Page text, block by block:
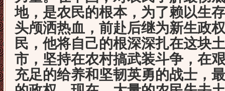
地，是农民的根本，为了赖以生
头颅洒热血，前赴后继为新生政
民，他将自己的根深深扎在这块
市，坚持在农村搞武装斗争，在
充足的给养和坚韧英勇的战士，